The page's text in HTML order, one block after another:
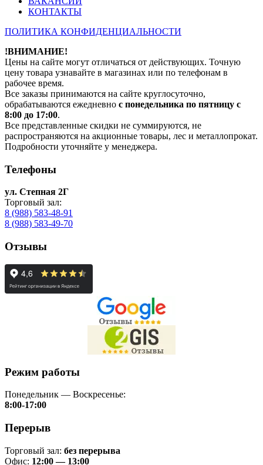
КОНТАКТЫ
ПОЛИТИКА КОНФИДЕНЦИАЛЬНОСТИ
!ВНИМАНИЕ!
Цены на сайте могут отличаться от действующих. Точную
цену товара узнавайте в магазинах или по телефонам в
рабочее время.
Все заказы принимаются на сайте круглосуточно,
обрабатываются ежедневно с понедельника по пятницу с
8:00 до 17:00.
Все представленные скидки не суммируются, не
распространяются на акционные товары, лес и металлопрокат.
Подробности уточняйте у менеджера.
Телефоны
ул. Степная 2Г
Торговый зал:
8 (988) 583-48-91
8 (988) 583-49-70
Отзывы
Режим работы
Понедельник — Воскресенье:
8:00-17:00
Перерыв
Торговый зал: без перерыва
Офис: 12:00 — 13:00